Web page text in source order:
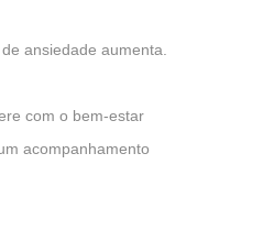
ansiedade aumenta.
com o bem-estar
acompanhamento